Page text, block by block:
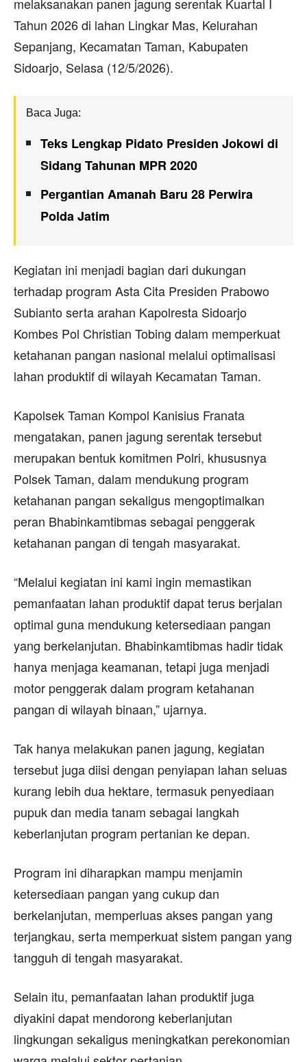
Tahun 2026 di lahan Lingkar Mas, Kelurahan
Sepanjang, Kecamatan Taman, Kabupaten
Sidoarjo, Selasa (12/5/2026).
Baca Juga:
Teks Lengkap Pidato Presiden Jokowi di
Sidang Tahunan MPR 2020
Pergantian Amanah Baru 28 Perwira
Polda Jatim
Kegiatan ini menjadi bagian dari dukungan
terhadap program Asta Cita Presiden Prabowo
Subianto serta arahan Kapolresta Sidoarjo
Kombes Pol Christian Tobing dalam memperkuat
ketahanan pangan nasional melalui optimalisasi
lahan produktif di wilayah Kecamatan Taman.
Kapolsek Taman Kompol Kanisius Franata
mengatakan, panen jagung serentak tersebut
merupakan bentuk komitmen Polri, khususnya
Polsek Taman, dalam mendukung program
ketahanan pangan sekaligus mengoptimalkan
peran Bhabinkamtibmas sebagai penggerak
ketahanan pangan di tengah masyarakat.
“Melalui kegiatan ini kami ingin memastikan
pemanfaatan lahan produktif dapat terus berjalan
optimal guna mendukung ketersediaan pangan
yang berkelanjutan. Bhabinkamtibmas hadir tidak
hanya menjaga keamanan, tetapi juga menjadi
motor penggerak dalam program ketahanan
pangan di wilayah binaan,” ujarnya.
Tak hanya melakukan panen jagung, kegiatan
tersebut juga diisi dengan penyiapan lahan seluas
kurang lebih dua hektare, termasuk penyediaan
pupuk dan media tanam sebagai langkah
keberlanjutan program pertanian ke depan.
Program ini diharapkan mampu menjamin
ketersediaan pangan yang cukup dan
berkelanjutan, memperluas akses pangan yang
terjangkau, serta memperkuat sistem pangan yang
tangguh di tengah masyarakat.
Selain itu, pemanfaatan lahan produktif juga
diyakini dapat mendorong keberlanjutan
lingkungan sekaligus meningkatkan perekonomian